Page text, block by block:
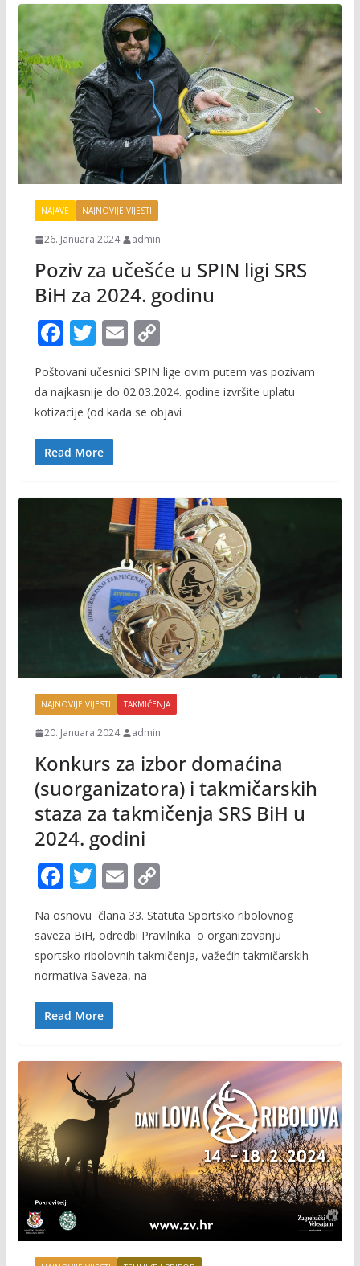
NAJAVE NAJNOVIJE VIJESTI
26. Januara 2024. admin
Poziv za učešće u SPIN ligi SRS
BiH za 2024. godinu
F
e
b
o
o
T
w
itt
er
E
ai
l
C
o
p
y
Poštovani učesnici SPIN lige ovim putem vas pozivam
da najkasnije do 02.03.2024. godine izvršite uplatu
kotizacije (od kada se objavi
Read More
NAJNOVIJE VIJESTI TAKMIČENJA
20. Januara 2024. admin
Konkurs za izbor domaćina
(suorganizatora) i takmičarskih
staza za takmičenja SRS BiH u
2024. godini
F
e
b
o
o
k
T
w
itt
er
E
ai
l
C
p
y
Na osnovu člana 33. Statuta Sportsko ribolovnog
saveza BiH, odredbi Pravilnika o organizovanju
sportsko-ribolovnih takmičenja, važećih takmičarskih
normativa Saveza, na
Read More